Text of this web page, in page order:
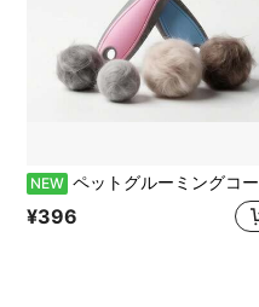
NEW ペットグルーミングコーム、ペット抜け毛取りブラシ、犬用コーム、抜け毛取りツール、ヘアクリーニングコーム
¥396